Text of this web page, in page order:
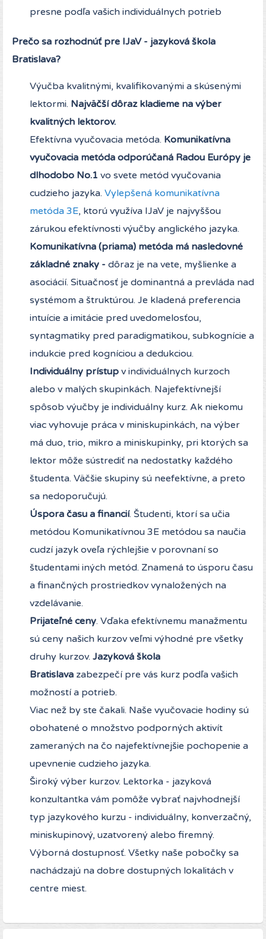
presne podľa vašich individuálnych potrieb
Prečo sa rozhodnúť pre IJaV - jazyková škola
Bratislava?
Výučba kvalitnými, kvalifikovanými a skúsenými
lektormi. Najväčší dôraz kladieme na výber
kvalitných lektorov.
Efektívna vyučovacia metóda. Komunikatívna
vyučovacia metóda odporúčaná Radou Európy je
dlhodobo No.1 vo svete metód vyučovania
cudzieho jazyka. Vylepšená komunikatívna
metóda 3E, ktorú využíva IJaV je najvyššou
zárukou efektívnosti výučby anglického jazyka.
Komunikatívna (priama) metóda má nasledovné
základné znaky - dôraz je na vete, myšlienke a
asociácií. Situačnosť je dominantná a prevláda nad
systémom a štruktúrou. Je kladená preferencia
intuície a imitácie pred uvedomelosťou,
syntagmatiky pred paradigmatikou, subkognície a
indukcie pred kogníciou a dedukciou.
Individuálny prístup v individuálnych kurzoch
alebo v malých skupinkách. Najefektívnejší
spôsob výučby je individuálny kurz. Ak niekomu
viac vyhovuje práca v miniskupinkách, na výber
má duo, trio, mikro a miniskupinky, pri ktorých sa
lektor môže sústrediť na nedostatky každého
študenta. Väčšie skupiny sú neefektívne, a preto
sa nedoporučujú.
Úspora času a financií. Študenti, ktorí sa učia
metódou Komunikatívnou 3E metódou sa naučia
cudzí jazyk oveľa rýchlejšie v porovnaní so
študentami iných metód. Znamená to úsporu času
a finančných prostriedkov vynaložených na
vzdelávanie.
Prijateľné ceny. Vďaka efektívnemu manažmentu
sú ceny našich kurzov veľmi výhodné pre všetky
druhy kurzov. Jazyková škola
Bratislava zabezpečí pre vás kurz podľa vašich
možností a potrieb.
Viac než by ste čakali. Naše vyučovacie hodiny sú
obohatené o množstvo podporných aktivít
zameraných na čo najefektívnejšie pochopenie a
upevnenie cudzieho jazyka.
Široký výber kurzov. Lektorka - jazyková
konzultantka vám pomôže vybrať najvhodnejší
typ jazykového kurzu - individuálny, konverzačný,
miniskupinový, uzatvorený alebo firemný.
Výborná dostupnosť. Všetky naše pobočky sa
nachádzajú na dobre dostupných lokalitách v
centre miest.